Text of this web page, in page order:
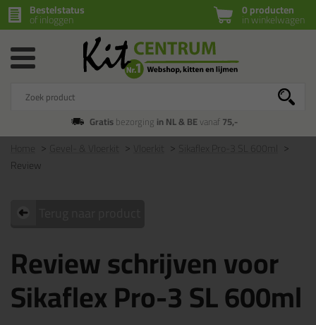
0 producten
in winkelwagen
Bestelstatus
of inloggen
Gratisbezorging in NL & BEvanaf75,-
Sikaflex Pro-3 SL 600ml
Review
Review schrijven voor
Sikaflex Pro-3 SL 600ml